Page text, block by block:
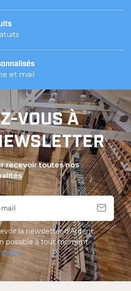
et mail
VOUS À
recevoir toutes nos
la newsletter d’Ardent
possible à tout moment.